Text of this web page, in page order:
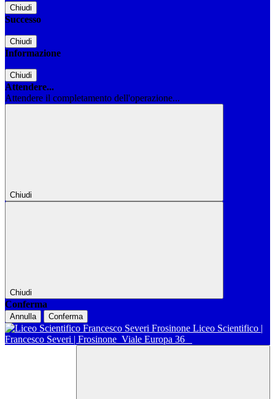
Chiudi
Successo
Chiudi
Informazione
Chiudi
Attendere...
Attendere il completamento dell'operazione...
Chiudi
Chiudi
Conferma
Annulla Conferma
Liceo Scientifico |
Francesco Severi | Frosinone Viale Europa 36